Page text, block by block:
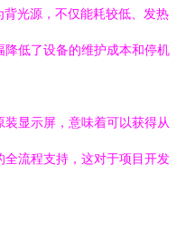
光源，不仅能耗较低、发热
低了设备的维护成本和停机
装显示屏，意味着可以获得从
流程支持，这对于项目开发